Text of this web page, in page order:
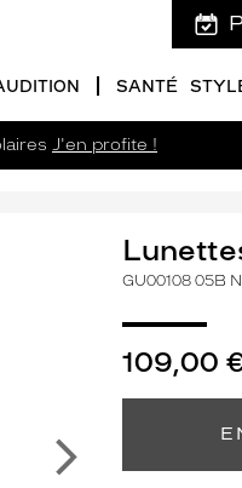
SANTÉ
J'en profite !
Suivant
GU00108 05B
109,00